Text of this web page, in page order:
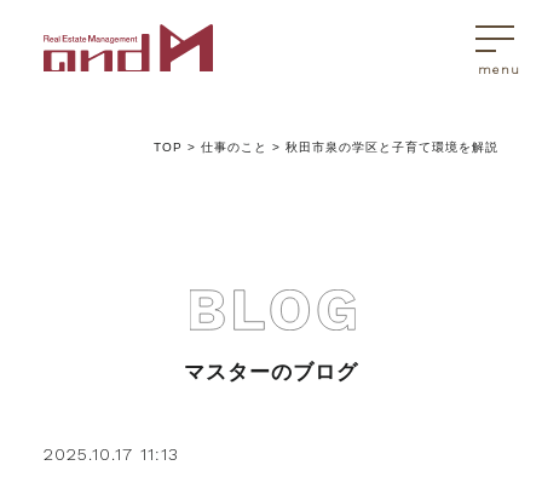
アンドエムが選ばれる理由
TOP >仕事のこと >秋田市泉の学区と子育て環境を解説
マスターのブログ
2025.10.17 11:13